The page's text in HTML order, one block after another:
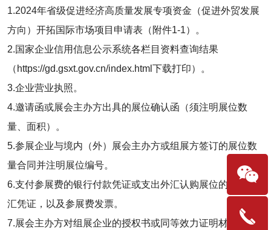
1.2024年省级促进经济高质量发展专项资金（促进外贸发展
方向）开拓国际市场项目申请表（附件1-1）。
2.国家企业信用信息公示系统各栏目资料查询结果
（https://gd.gsxt.gov.cn/index.html下载打印）。
3.企业营业执照。
4.邀请函或展会主办方出具的展位确认函（须注明展位数
量、面积）。
5.参展企业与境内（外）展会主办方或组展方签订的展位数
量合同并注明展位编号。
6.支付参展费的银行付款凭证或支出外汇认购展位的银行付
汇凭证，以及参展费发票。
7.展会主办方对组展企业的授权书或同等效力证明材料（如